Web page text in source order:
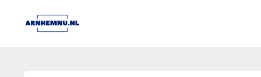
arnhemnu.nl